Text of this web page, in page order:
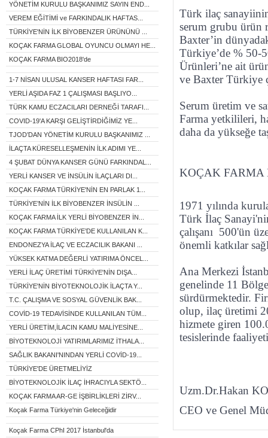
YÖNETİM KURULU BAŞKANIMIZ SAYIN END...
VEREM EĞİTİMİ ve FARKINDALIK HAFTAS...
TÜRKİYE'NİN İLK BİYOBENZER ÜRÜNÜNÜ ...
KOÇAK FARMA GLOBAL OYUNCU OLMAYI HE...
KOÇAK FARMA BIO2018'de
1-7 NİSAN ULUSAL KANSER HAFTASI FAR...
YERLİ AŞIDA FAZ 1 ÇALIŞMASI BAŞLIYO...
TÜRK KAMU ECZACILARI DERNEĞİ TARAFI...
COVID-19'A KARŞI GELİŞTİRDİĞİMİZ YE...
TJOD’DAN YÖNETİM KURULU BAŞKANIMIZ ...
İLAÇTA KÜRESELLEŞMENİN İLK ADIMI YE...
4 ŞUBAT DÜNYA KANSER GÜNÜ FARKINDAL...
YERLİ KANSER VE İNSÜLİN İLAÇLARI DI...
KOÇAK FARMA TÜRKİYE'NİN EN PARLAK 1...
TÜRKİYE’NİN İLK BİYOBENZER İNSÜLİN ...
KOÇAK FARMA İLK YERLİ BİYOBENZER İN...
KOÇAK FARMA TÜRKİYE’DE KULLANILAN K...
ENDONEZYA İLAÇ VE ECZACILIK BAKANI ...
YÜKSEK KATMA DEĞERLİ YATIRIMA ÖNCEL...
YERLİ İLAÇ ÜRETİMİ TÜRKİYE'NİN DIŞA...
TÜRKİYE'NİN BİYOTEKNOLOJİK İLAÇTA Y...
T.C. ÇALIŞMA VE SOSYAL GÜVENLİK BAK...
COVİD-19 TEDAVİSİNDE KULLANILAN TÜM...
YERLİ ÜRETİM,İLACIN KAMU MALİYESİNE...
BİYOTEKNOLOJİ YATIRIMLARIMIZ İTHALA...
SAĞLIK BAKANI'NINDAN YERLİ COVİD-19...
TÜRKİYE'DE ÜRETMELİYİZ
BİYOTEKNOLOJİK İLAÇ İHRACIYLA SEKTÖ...
KOÇAK FARMA AR-GE İŞBİRLİKLERİ ZİRV...
Koçak Farma Türkiye'nin Geleceğidir
Koçak Farma CPhI 2017 İstanbul'da
Türk ilaç
serum grubu ürün
Baxter’in
Türkiye’de % 50-
Ürünleri’ne ait
ve Baxter Türkiye
Serum üretim ve
Farma yetkilileri,
daha da yükseğe
KOÇAK
1971 yılında
Türk İlaç
çalışanı 500'ün
önemli katkılar
Ana Merkezi
genelinde 11
sürdürmektedir.
olup, ilaç üretimi
hizmete giren
tesislerinde
Uzm.Dr.Hakan
CEO ve Genel